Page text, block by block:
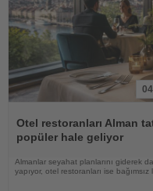
Oku
Otel restoranları Alman
popüler hale geliyor
Almanlar seyahat planlarını giderek
yapıyor, otel restoranları ise